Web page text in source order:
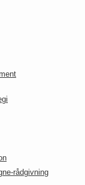
rådgivning